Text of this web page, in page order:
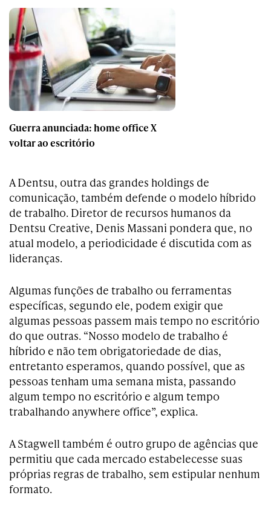
Guerra anunciada: home office X
voltar ao escritório
A Dentsu, outra das grandes holdings de
comunicação, também defende o modelo híbrido
de trabalho. Diretor de recursos humanos da
Dentsu Creative, Denis Massani pondera que, no
atual modelo, a periodicidade é discutida com as
lideranças.
Algumas funções de trabalho ou ferramentas
específicas, segundo ele, podem exigir que
algumas pessoas passem mais tempo no escritório
do que outras. “Nosso modelo de trabalho é
híbrido e não tem obrigatoriedade de dias,
entretanto esperamos, quando possível, que as
pessoas tenham uma semana mista, passando
algum tempo no escritório e algum tempo
trabalhando anywhere office”, explica.
A Stagwell também é outro grupo de agências que
permitiu que cada mercado estabelecesse suas
próprias regras de trabalho, sem estipular nenhum
formato.